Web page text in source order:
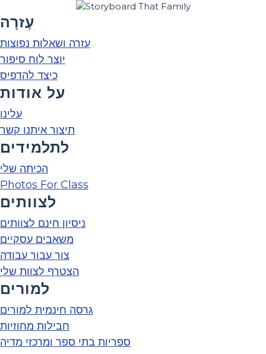
עֶזרָה
עזרה ושאלות נפוצות
יוצר לוח סיפור
כיצד להדפיס
על אודות
עלינו
תיצור איתנו קשר
לתלמידים
הכיתה שלי
Photos For Class
לצוותים
ניסיון חינם לצוותים
משאבים עסקיים
צור עבור עבודה
הצטרף לצוות שלי
למורים
גרסה חינמית למורים
חבילות מחוזיות
ספריות בתי ספר ומרכזי מדיה